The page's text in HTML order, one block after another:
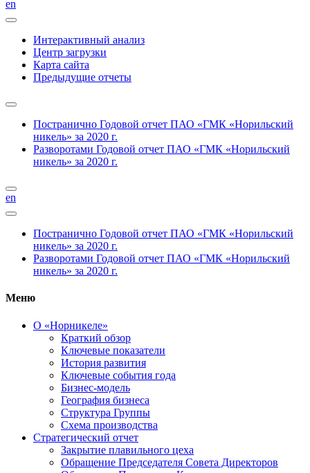
en
Интерактивный анализ
Центр загрузки
Карта сайта
Предыдущие отчеты
Постранично Годовой отчет ПАО «ГМК «Норильский
никель» за 2020 г.
Разворотами Годовой отчет ПАО «ГМК «Норильский
никель» за 2020 г.
en
Постранично Годовой отчет ПАО «ГМК «Норильский
никель» за 2020 г.
Разворотами Годовой отчет ПАО «ГМК «Норильский
никель» за 2020 г.
Меню
О «Норникеле»
Краткий обзор
Ключевые показатели
История развития
Ключевые события года
Бизнес-модель
География бизнеса
Структура Группы
Схема производства
Стратегический отчет
Закрытие плавильного цеха
Обращение Председателя Совета Директоров